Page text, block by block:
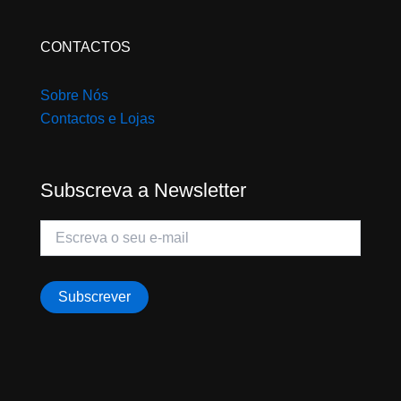
CONTACTOS
Sobre Nós
Contactos e Lojas
Subscreva a Newsletter